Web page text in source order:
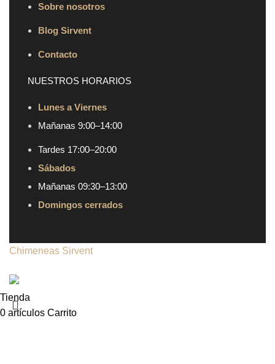
Sobre nosotros
Blog Sirvent
Contacto
NUESTROS HORARIOS
Lunes a Viernes
Mañanas 9:00–14:00
Tardes 17:00–20:00
Sábados
Mañanas 09:30–13:00
Domingos cerrados
Chimeneas Sirvent| Copyright © 2024 | Todos los
Tienda
0 artículos Carrito